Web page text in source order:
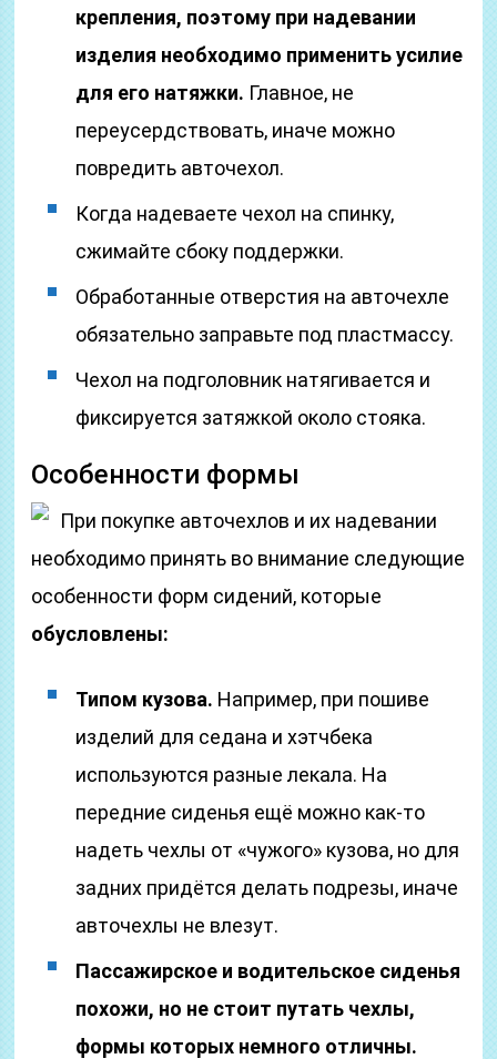
крепления, поэтому при надевании
изделия необходимо применить усилие
для его натяжки. Главное, не
переусердствовать, иначе можно
повредить авточехол.
Когда надеваете чехол на спинку,
сжимайте сбоку поддержки.
Обработанные отверстия на авточехле
обязательно заправьте под пластмассу.
Чехол на подголовник натягивается и
фиксируется затяжкой около стояка.
Особенности формы
При покупке авточехлов и их надевании
необходимо принять во внимание следующие
особенности форм сидений, которые
обусловлены:
Типом кузова. Например, при пошиве
изделий для седана и хэтчбека
используются разные лекала. На
передние сиденья ещё можно как-то
надеть чехлы от «чужого» кузова, но для
задних придётся делать подрезы, иначе
авточехлы не влезут.
Пассажирское и водительское сиденья
похожи, но не стоит путать чехлы,
формы которых немного отличны.